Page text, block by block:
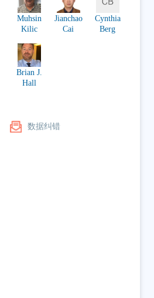
Muhsin
Kilic
Jianchao
Cai
Cynthia
Berg
Brian J.
Hall
数据纠错